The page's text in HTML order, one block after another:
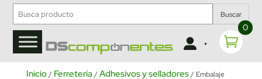
Buscar
0
Inicio/ Ferretería / Adhesivos y selladores/ Embalaje